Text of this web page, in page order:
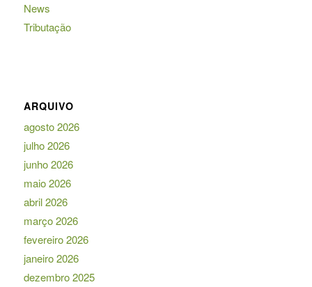
News
Tributação
ARQUIVO
agosto 2026
julho 2026
junho 2026
maio 2026
abril 2026
março 2026
fevereiro 2026
janeiro 2026
dezembro 2025